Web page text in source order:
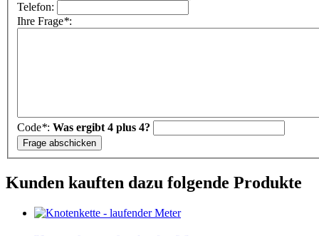
Telefon:
Ihre Frage*:
Code*: Was ergibt 4 plus 4?
Kunden kauften dazu folgende Produkte